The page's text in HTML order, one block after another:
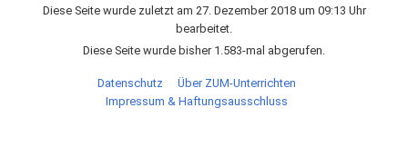
Diese Seite wurde zuletzt am 27. Dezember 2018 um 09:13 Uhr
bearbeitet.
Diese Seite wurde bisher 1.583-mal abgerufen.
Datenschutz
Über ZUM-Unterrichten
Impressum & Haftungsausschluss